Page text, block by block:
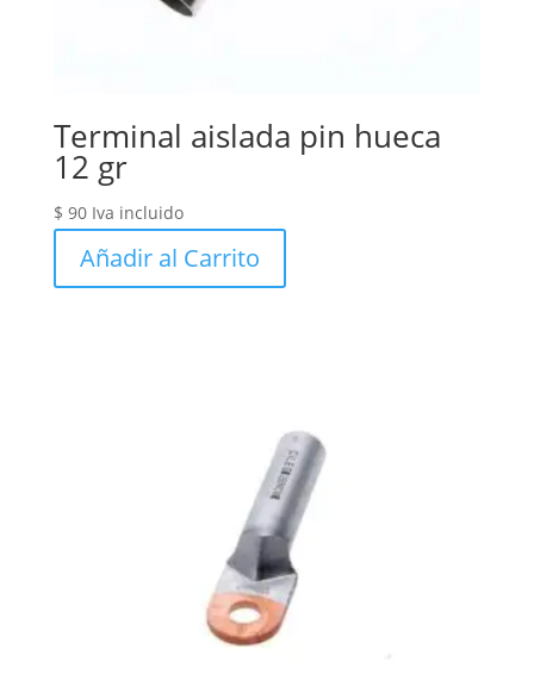
Terminal aislada pin hueca
12 gr
$ 90 Iva incluido
Añadir al Carrito